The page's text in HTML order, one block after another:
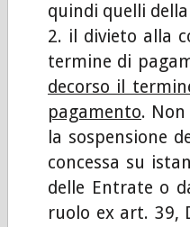
quindi quelli della
il divieto alla
termine di
decorso il
pagamento.
la sospensione
concessa su
delle Entrate o
ruolo ex art. 39,